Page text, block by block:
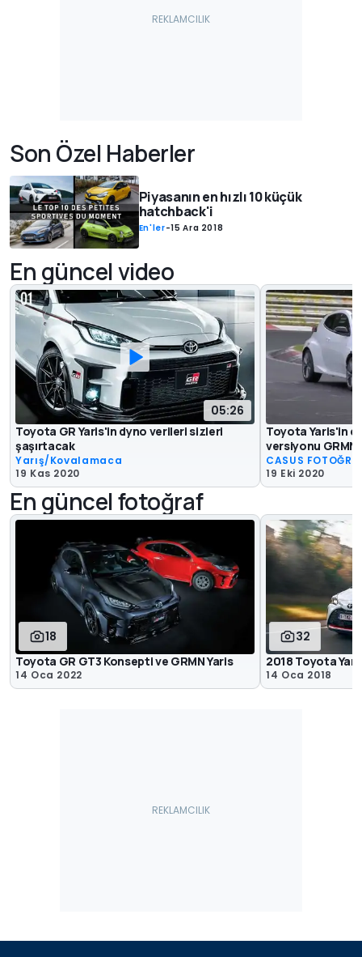
Son Özel Haberler
Piyasanın en hızlı 10 küçük
hatchback'i
En'ler-15 Ara 2018
En güncel video
05:26
Toyota GR Yaris'in dyno verileri sizleri
şaşırtacak
Yarış/Kovalamaca
19 Kas 2020
Toyota Yaris'in
versiyonu
CASUS
19 Eki 2020
En güncel fotoğraf
18
Toyota GR GT3 Konsepti ve GRMN Yaris
14 Oca 2022
32
2018 Toyota
14 Oca 2018